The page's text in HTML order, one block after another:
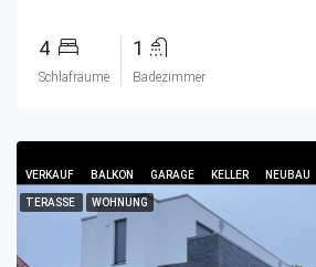
4
Schlafräume
1
Badezimmer
VERKAUF BALKON GARAGE KELLER NEUBAU
TERASSE WOHNUNG